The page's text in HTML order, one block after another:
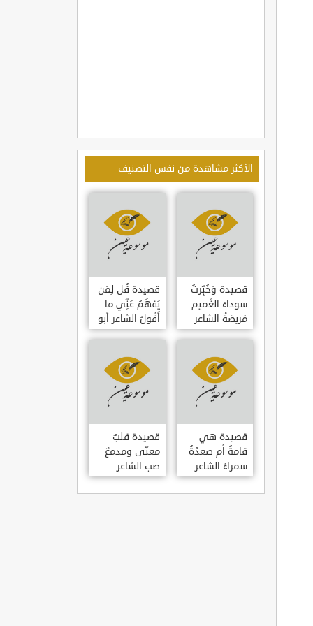
الأكثر مشاهدة من نفس التصنيف
قصيدة وَخُبِّرتُ
سوداءَ الغَميم
مَريضةٌ الشاعر
العوام بن عقبة
قصيدة قُل لِمَن
يَفهَمُ عَنِّي ما
أَقُولُ الشاعر أبو
حامد الغزالي
قصيدة هي
قامةُ أم صعدُةُ
سمراءُ الشاعر
سيف الدين
المشد
قصيدة قلبٌ
معنّى ومدمعٌ
صب الشاعر
سيف الدين
المشد